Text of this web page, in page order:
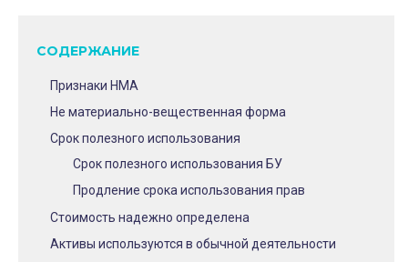
СОДЕРЖАНИЕ
Признаки НМА
Не материально-вещественная форма
Срок полезного использования
Срок полезного использования БУ
Продление срока использования прав
Стоимость надежно определена
Активы используются в обычной деятельности